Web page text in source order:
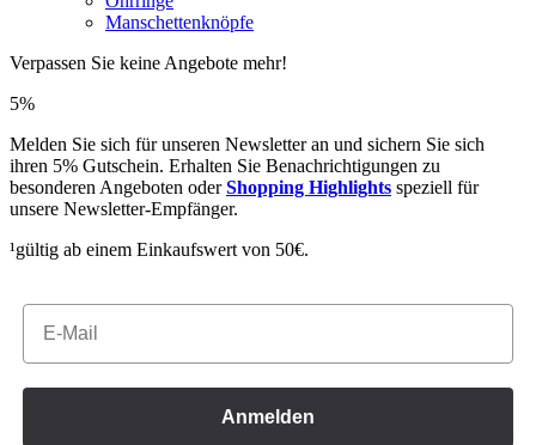
Manschettenknöpfe
Verpassen Sie keine Angebote mehr!
5%
Melden Sie sich für unseren Newsletter an und sichern Sie sich
ihren 5% Gutschein. Erhalten Sie Benachrichtigungen zu
besonderen Angeboten oderShopping Highlights speziell für
unsere Newsletter-Empfänger.
¹gültig ab einem Einkaufswert von 50€.
Email
Anmelden